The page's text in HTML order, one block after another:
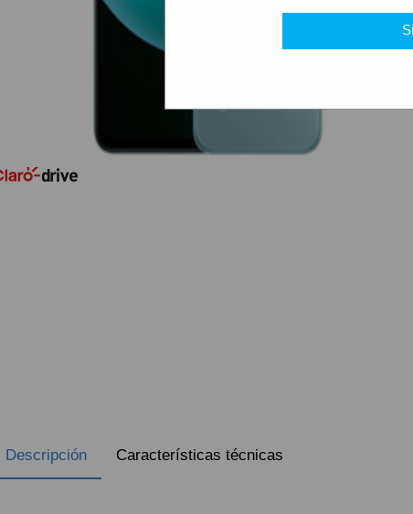
Descripción Características técnicas